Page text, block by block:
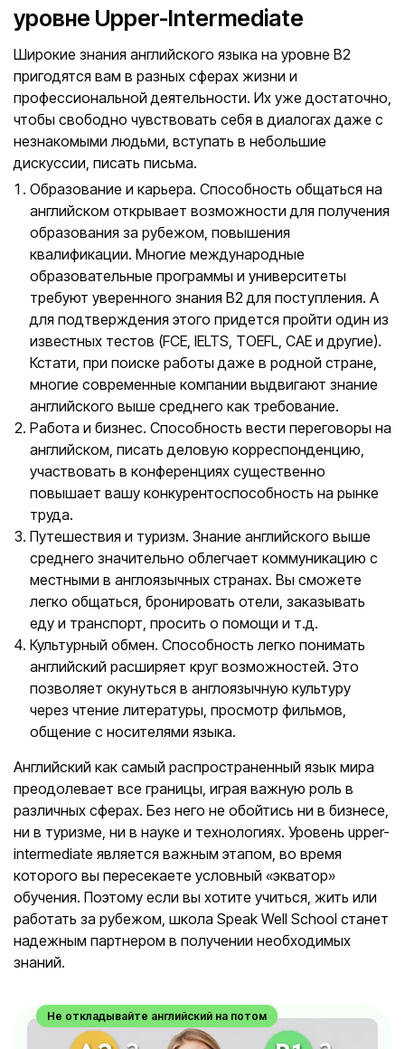
уровне Upper-Intermediate
Широкие знания английского языка на уровне В2
пригодятся вам в разных сферах жизни и
профессиональной деятельности. Их уже достаточно,
чтобы свободно чувствовать себя в диалогах даже с
незнакомыми людьми, вступать в небольшие
дискуссии, писать письма.
Образование и карьера. Способность общаться на
английском открывает возможности для получения
образования за рубежом, повышения
квалификации. Многие международные
образовательные программы и университеты
требуют уверенного знания В2 для поступления. А
для подтверждения этого придется пройти один из
известных тестов (FCE, IELTS, TOEFL, CAE и другие).
Кстати, при поиске работы даже в родной стране,
многие современные компании выдвигают знание
английского выше среднего как требование.
Работа и бизнес. Способность вести переговоры на
английском, писать деловую корреспонденцию,
участвовать в конференциях существенно
повышает вашу конкурентоспособность на рынке
труда.
Путешествия и туризм. Знание английского выше
среднего значительно облегчает коммуникацию с
местными в англоязычных странах. Вы сможете
легко общаться, бронировать отели, заказывать
еду и транспорт, просить о помощи и т.д.
Культурный обмен. Способность легко понимать
английский расширяет круг возможностей. Это
позволяет окунуться в англоязычную культуру
через чтение литературы, просмотр фильмов,
общение с носителями языка.
Английский как самый распространенный язык мира
преодолевает все границы, играя важную роль в
различных сферах. Без него не обойтись ни в бизнесе,
ни в туризме, ни в науке и технологиях. Уровень upper-
intermediate является важным этапом, во время
которого вы пересекаете условный «экватор»
обучения. Поэтому если вы хотите учиться, жить или
работать за рубежом, школа Speak Well School станет
надежным партнером в получении необходимых
знаний.
Не откладывайте английский на потом